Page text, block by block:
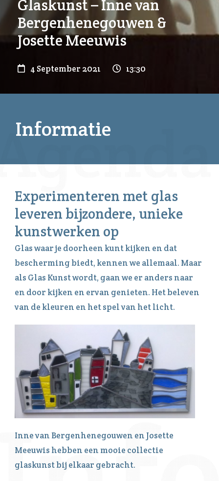
Glaskunst – Inne van
Bergenhenegouwen &
Josette Meeuwis
4 September 2021 13:30
Informatie
Experimenteren met glas
leveren bijzondere, unieke
kunstwerken op
Glas waar je doorheen kunt kijken en dat
bescherming biedt, kennen we allemaal. Maar
als Glas Kunst wordt, gaan we er anders naar
en door kijken en ervan genieten. Het beleven
van de kleuren en het spel van het licht.
Inne van Bergenhenegouwen en Josette
Meeuwis hebben een mooie collectie
glaskunst bij elkaar gebracht.